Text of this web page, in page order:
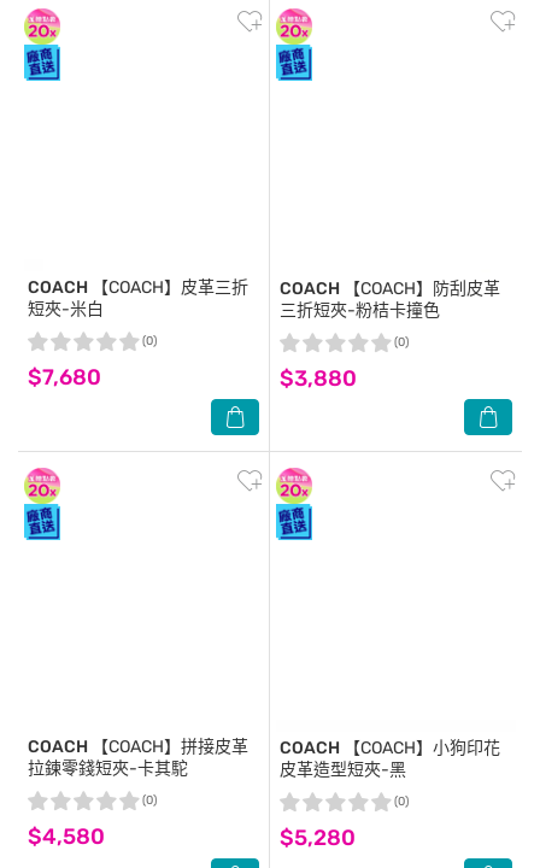
COACH 【COACH】皮革三折
短夾-米白
$7,680
(0)
COACH 【COACH】防刮皮革
三折短夾-粉桔卡撞色
$3,880
(0)
COACH 【COACH】拼接皮革
拉鍊零錢短夾-卡其駝
$4,580
(0)
COACH 【COACH】小狗印花
皮革造型短夾-黑
$5,280
(0)